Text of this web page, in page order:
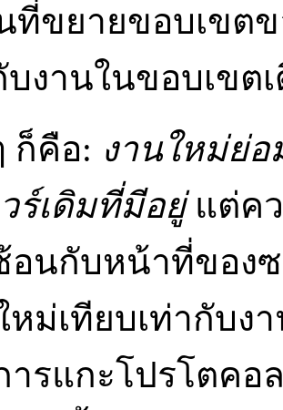
ที่ขยายขอบเขตข
งานในขอบเขต
ก็คือ: งานใหม่ย่
ร์เดิมที่มีอยู่แต่คว
อนกับหน้าที่ของ
หม่เทียบเท่ากับง
ารแกะโปรโตค